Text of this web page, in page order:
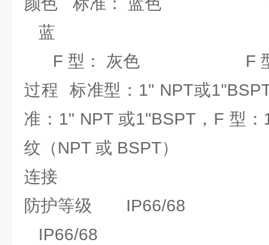
蓝
F 型： 灰色 F 型
过程 标准型：1" NPT或
准：1" NPT 或1"BSPT，F 型
纹（NPT 或 BSPT）
连接
防护等级 IP66/
IP66/68